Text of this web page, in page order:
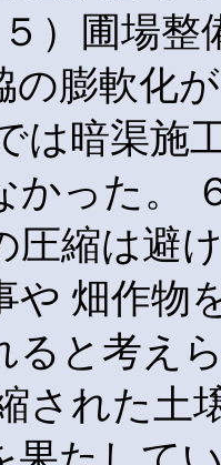
）圃場整
の膨軟化
は暗渠施
かった。
圧縮は避
や 畑作物
ると考え
された土